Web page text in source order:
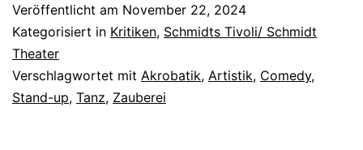
Veröffentlicht am November 22, 2024
Kategorisiert in Kritiken, Schmidts Tivoli/ Schmidt
Theater
Verschlagwortet mit Akrobatik, Artistik, Comedy,
Stand-up, Tanz, Zauberei